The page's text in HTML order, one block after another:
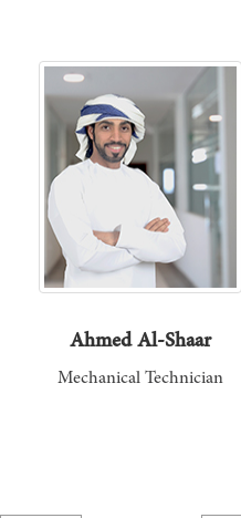
Ahmed Al-Shaar
Mechanical Technician